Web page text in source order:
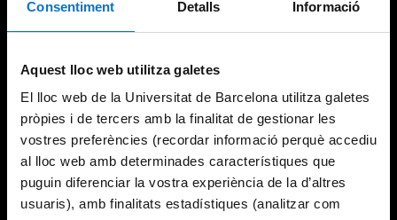
Consentiment Detalls Informació
Aquest lloc web utilitza galetes
El lloc web de la Universitat de Barcelona utilitza galetes
pròpies i de tercers amb la finalitat de gestionar les
vostres preferències (recordar informació perquè accediu
al lloc web amb determinades característiques que
puguin diferenciar la vostra experiència de la d’altres
usuaris), amb finalitats estadístiques (analitzar com